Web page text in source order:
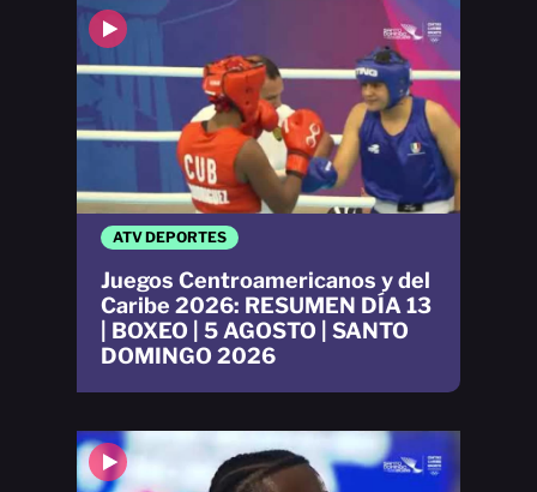
ATV DEPORTES
Juegos Centroamericanos y del
Caribe 2026: RESUMEN DÍA 13
| BOXEO | 5 AGOSTO | SANTO
DOMINGO 2026